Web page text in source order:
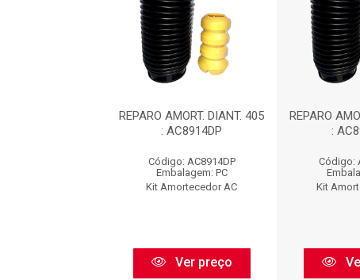
REPARO AMORT. DIANT. 405
: AC8914DP
Código: AC8914DP
Embalagem: PC
Kit Amortecedor AC
Ver preço
REPARO
:
Código:
Kit